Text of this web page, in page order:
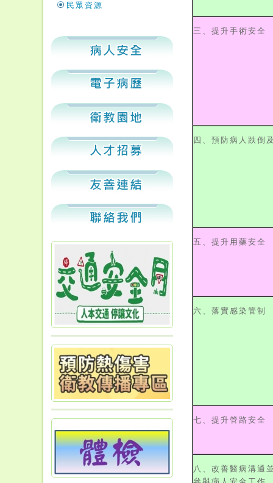
民眾資源
三、提升手術安全
四、預防病人跌倒
五、提升用藥安全
六、落實感染管制
七、提升管路安全
八、改善醫病溝通